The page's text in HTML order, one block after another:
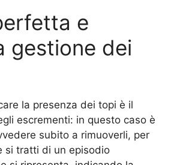
e
gestione dei
la presenza dei topi è il
escrementi: in questo caso è
subito a rimuoverli, per
si tratti di un episodio